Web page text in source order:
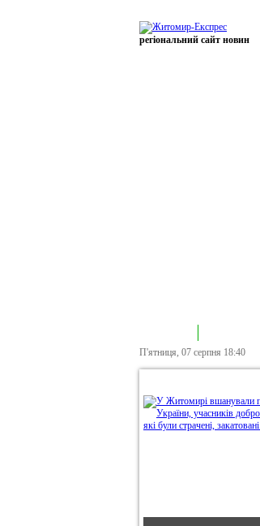
регіональний сайт новин
П'ятниця, 07 серпня 18:40